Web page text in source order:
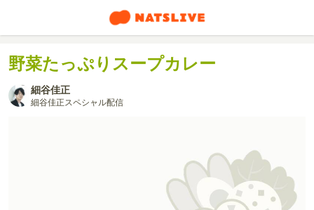
野菜たっぷりスープカレー
細谷佳正
細谷佳正スペシャル配信